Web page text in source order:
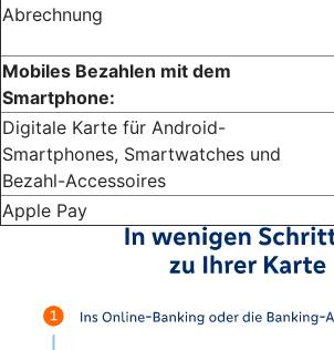
Abrechnung
Mobiles Bezahlen mit dem
Smartphone:
Digitale Karte für Android-
Smartphones, Smartwatches und
Bezahl-Accessoires
Apple Pay